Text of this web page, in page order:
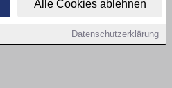
Alle Cookies ablehnen
Datenschutzerklärung